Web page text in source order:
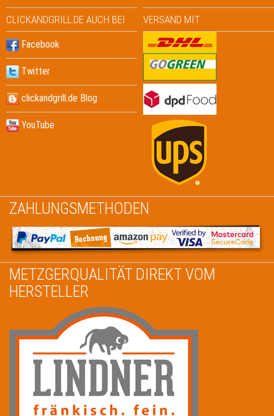
CLICKANDGRILL.DE AUCH BEI
Facebook
Twitter
clickandgrill.de Blog
YouTube
VERSAND MIT
ZAHLUNGSMETHODEN
METZGERQUALITÄT DIREKT VOM
HERSTELLER